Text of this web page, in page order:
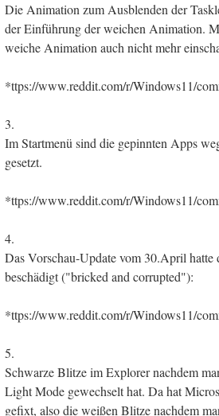
Die Animation zum Ausblenden der
der Einführung der weichen Animation.
weiche Animation auch nicht mehr
*ttps://www.reddit.com/r/Windows11/
3.
Im Startmenü sind die gepinnten Apps
gesetzt.
*ttps://www.reddit.com/r/Windows11/
4.
Das Vorschau-Update vom 30.April hatte
beschädigt ("bricked and corrupted"):
*ttps://www.reddit.com/r/Windows11/
5.
Schwarze Blitze im Explorer nachdem
Light Mode gewechselt hat. Da hat
gefixt, also die weißen Blitze nachdem